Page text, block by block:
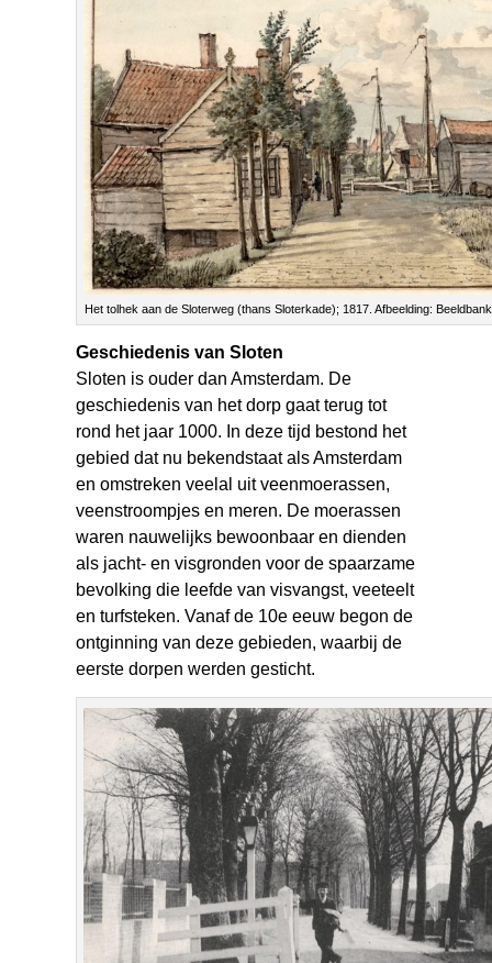
Het tolhek aan de Sloterweg (thans Sloterkade); 1817. Afbeelding:
Geschiedenis van Sloten
Sloten is ouder dan Amsterdam. De
geschiedenis van het dorp gaat terug tot
rond het jaar 1000. In deze tijd bestond het
gebied dat nu bekendstaat als Amsterdam
en omstreken veelal uit veenmoerassen,
veenstroompjes en meren. De moerassen
waren nauwelijks bewoonbaar en dienden
als jacht- en visgronden voor de spaarzame
bevolking die leefde van visvangst, veeteelt
en turfsteken. Vanaf de 10e eeuw begon de
ontginning van deze gebieden, waarbij de
eerste dorpen werden gesticht.